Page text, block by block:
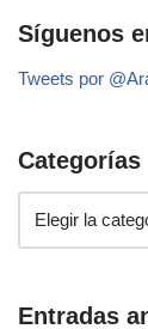
Síguenos
Tweets por
Categorías
Entradas